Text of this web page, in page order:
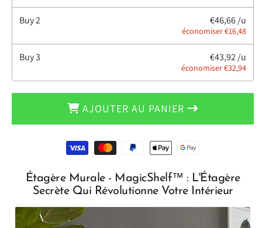
Blanc
Buy2 €46,66 /u
économiser €16,48
Buy3 €43,92 /u
économiser €32,94
AJOUTER AU PANIER
Étagère Murale - MagicShelf™ : L'Étagère
Secrète Qui Révolutionne Votre Intérieur